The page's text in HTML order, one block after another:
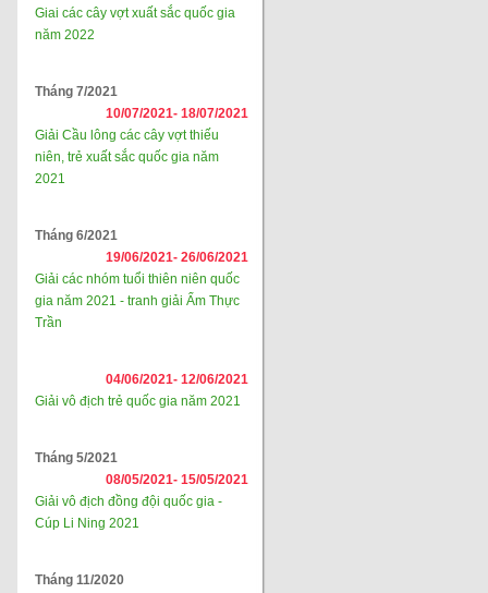
Giai các cây vợt xuất sắc quốc gia
năm 2022
Tháng 7/2021
10/07/2021- 18/07/2021
Giải Cầu lông các cây vợt thiếu
niên, trẻ xuất sắc quốc gia năm
2021
Tháng 6/2021
19/06/2021- 26/06/2021
Giải các nhóm tuổi thiên niên quốc
gia năm 2021 - tranh giải Ẩm Thực
Trần
04/06/2021- 12/06/2021
Giải vô địch trẻ quốc gia năm 2021
Tháng 5/2021
08/05/2021- 15/05/2021
Giải vô địch đồng đội quốc gia -
Cúp Li Ning 2021
Tháng 11/2020